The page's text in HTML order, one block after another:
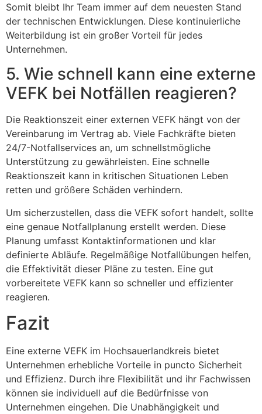
Somit bleibt Ihr Team immer auf dem neuesten Stand
der technischen Entwicklungen. Diese kontinuierliche
Weiterbildung ist ein großer Vorteil für jedes
Unternehmen.
5. Wie schnell kann eine externe
VEFK bei Notfällen reagieren?
Die Reaktionszeit einer externen VEFK hängt von der
Vereinbarung im Vertrag ab. Viele Fachkräfte bieten
24/7-Notfallservices an, um schnellstmögliche
Unterstützung zu gewährleisten. Eine schnelle
Reaktionszeit kann in kritischen Situationen Leben
retten und größere Schäden verhindern.
Um sicherzustellen, dass die VEFK sofort handelt, sollte
eine genaue Notfallplanung erstellt werden. Diese
Planung umfasst Kontaktinformationen und klar
definierte Abläufe. Regelmäßige Notfallübungen helfen,
die Effektivität dieser Pläne zu testen. Eine gut
vorbereitete VEFK kann so schneller und effizienter
reagieren.
Fazit
Eine externe VEFK im Hochsauerlandkreis bietet
Unternehmen erhebliche Vorteile in puncto Sicherheit
und Effizienz. Durch ihre Flexibilität und ihr Fachwissen
können sie individuell auf die Bedürfnisse von
Unternehmen eingehen. Die Unabhängigkeit und